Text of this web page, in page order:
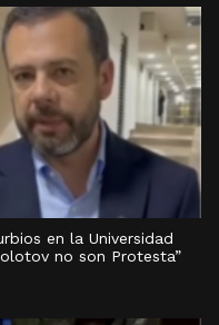
en la Universidad
no son Protesta”